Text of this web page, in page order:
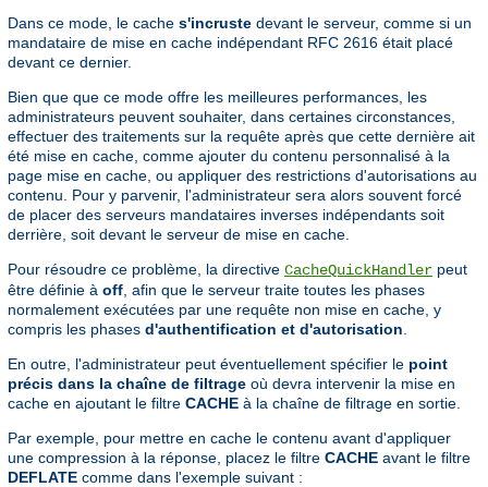
Dans ce mode, le cache s'incruste devant le serveur, comme si un
mandataire de mise en cache indépendant RFC 2616 était placé
devant ce dernier.
Bien que que ce mode offre les meilleures performances, les
administrateurs peuvent souhaiter, dans certaines circonstances,
effectuer des traitements sur la requête après que cette dernière ait
été mise en cache, comme ajouter du contenu personnalisé à la
page mise en cache, ou appliquer des restrictions d'autorisations au
contenu. Pour y parvenir, l'administrateur sera alors souvent forcé
de placer des serveurs mandataires inverses indépendants soit
derrière, soit devant le serveur de mise en cache.
Pour résoudre ce problème, la directive CacheQuickHandler peut
être définie à off , afin que le serveur traite toutes les phases
normalement exécutées par une requête non mise en cache, y
compris les phases d'authentification et d'autorisation
En outre, l'administrateur peut éventuellement spécifier le point
précis dans la chaîne de filtrage où devra intervenir la mise en
cache en ajoutant le filtre CACHE à la chaîne de filtrage en sortie.
Par exemple, pour mettre en cache le contenu avant d'appliquer
une compression à la réponse, placez le filtre CACHE avant le filtre
DEFLATE comme dans l'exemple suivant :